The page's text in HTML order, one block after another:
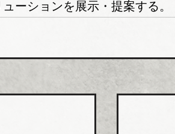
ーションを展示・提案する。